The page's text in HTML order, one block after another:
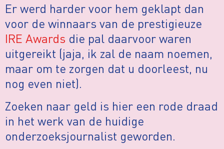
Er werd harder voor hem geklapt dan
voor de winnaars van de prestigieuze
IRE Awards die pal daarvoor waren
uitgereikt (jaja, ik zal de naam noemen,
maar om te zorgen dat u doorleest, nu
nog even niet).
Zoeken naar geld is hier een rode draad
in het werk van de huidige
onderzoeksjournalist geworden.